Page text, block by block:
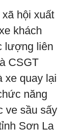
hội xuất
khách
lượng liên
CSGT
xe quay lại
năng
ve sầu sấy
Sơn La